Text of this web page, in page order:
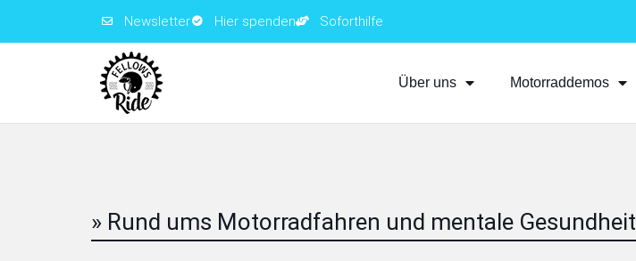
Newsletter Hier spenden Soforthilfe
Über uns Motorraddemos
» Rund ums Motorradfahren und mentale Gesundheit